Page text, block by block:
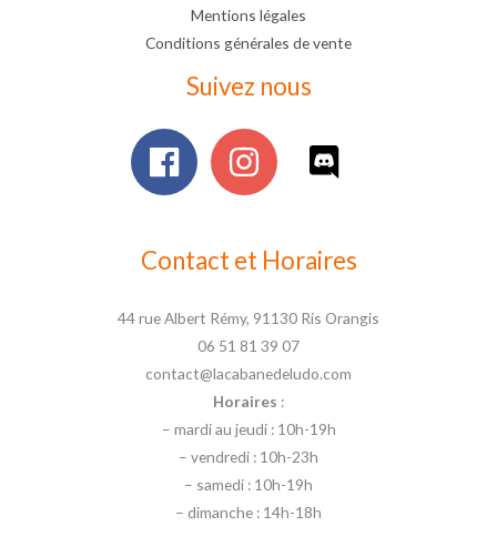
Mentions légales
Conditions générales de vente
Suivez nous
Contact et Horaires
44 rue Albert Rémy, 91130 Ris Orangis
06 51 81 39 07
contact@lacabanedeludo.com
Horaires :
– mardi au jeudi : 10h-19h
– vendredi : 10h-23h
– samedi : 10h-19h
– dimanche : 14h-18h